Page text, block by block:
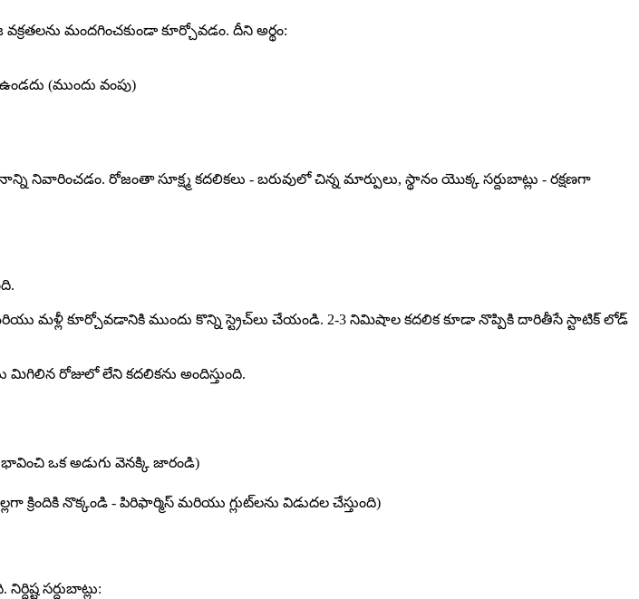
మందగించకుండా కూర్చోవడం. దీని అర్థం:
(ముందు వంపు)
రోజంతా సూక్ష్మ కదలికలు - బరువులో చిన్న మార్పులు, స్థానం యొక్క సర్దుబాట్లు - రక్షణగా
మళ్లీ కూర్చోవడానికి ముందు కొన్ని స్ట్రెచ్‌లు చేయండి. 2-3 నిమిషాల కదలిక కూడా నొప్పికి దారితీసే స్టాటిక్ లోడ్
రోజులో లేని కదలికను అందిస్తుంది.
భావించి ఒక అడుగు వెనక్కి జారండి)
నొక్కండి - పిరిఫార్మిస్ మరియు గ్లుట్‌లను విడుదల చేస్తుంది)
సర్దుబాట్లు: